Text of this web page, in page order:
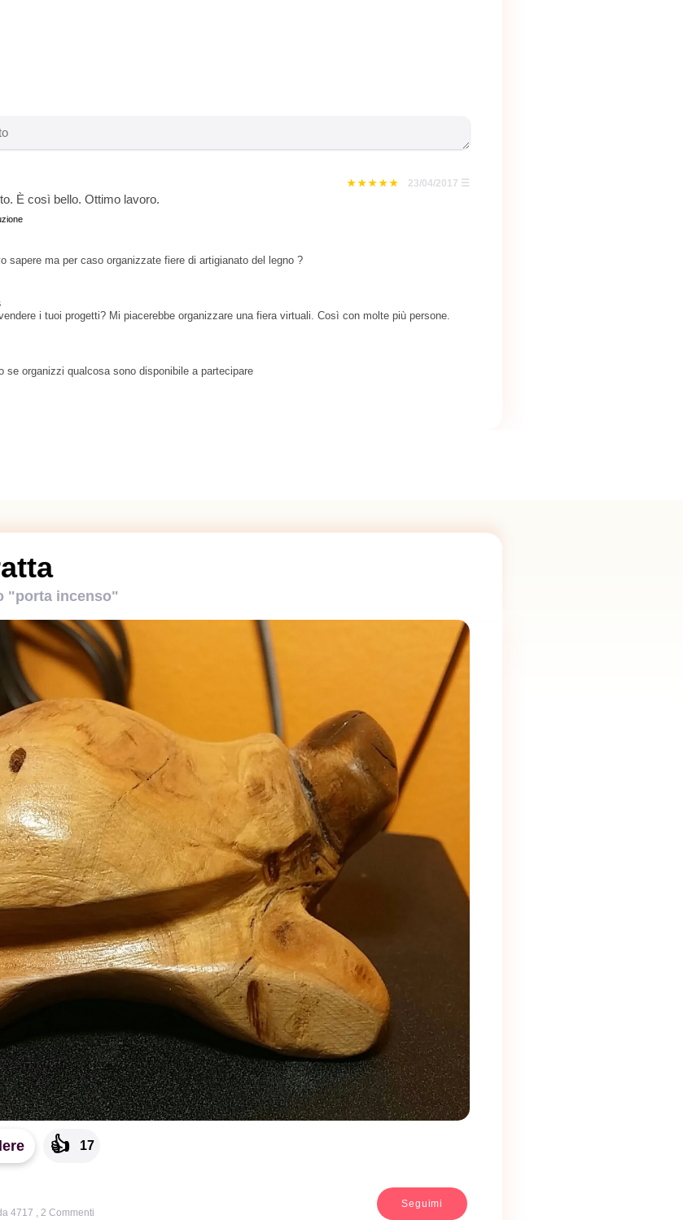
23/04/2017 ☰
È così bello. Ottimo lavoro.
sapere ma per caso organizzate fiere di artigianato del legno ?
i tuoi progetti? Mi piacerebbe organizzare una fiera virtuali. Così con molte più persone.
se organizzi qualcosa sono disponibile a partecipare
"porta incenso"
👍 17
4717 , 2 Commenti
Seguimi